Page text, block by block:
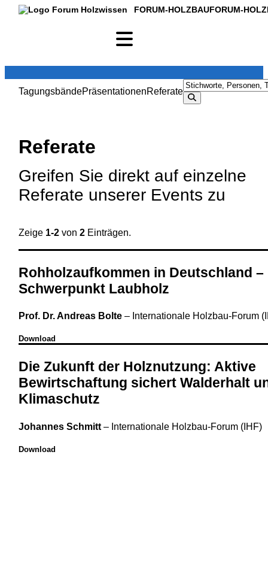
FORUM-HOLZBAUFORUM-
TagungsbändePräsentationenReferate
Referate
Greifen Sie direkt auf einzelne
Referate unserer Events zu
Zeige 1-2 von2 Einträgen.
Rohholzaufkommen in Deutschland –
Schwerpunkt Laubholz
Prof. Dr. Andreas Bolte – Internationale Holzbau-Forum
Download
Die Zukunft der Holznutzung: Aktive
Bewirtschaftung sichert Walderhalt
Klimaschutz
Johannes Schmitt – Internationale Holzbau-Forum (IHF)
Download